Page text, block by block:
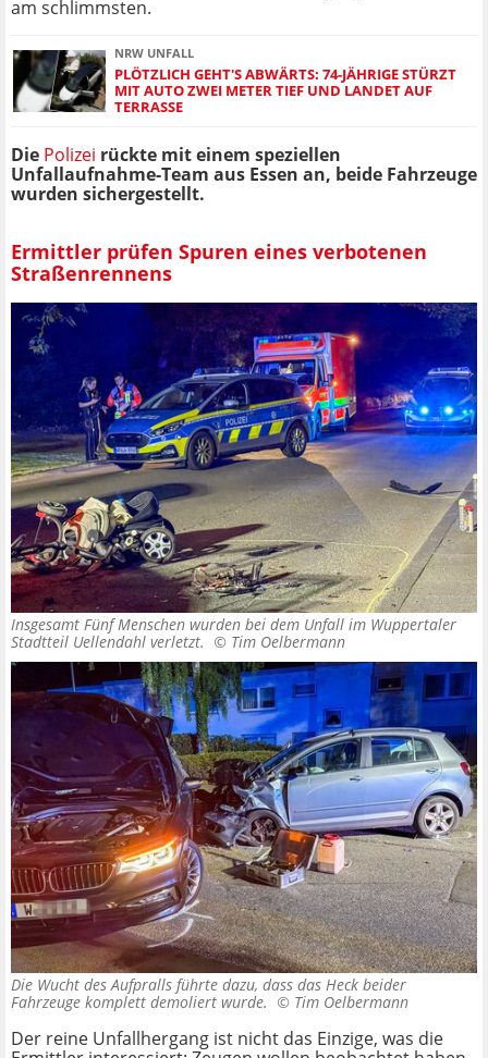
am schlimmsten.
NRW UNFALL
PLÖTZLICH GEHT'S ABWÄRTS: 74-JÄHRIGE STÜRZT
MIT AUTO ZWEI METER TIEF UND LANDET AUF
TERRASSE
Die Polizei rückte mit einem speziellen
Unfallaufnahme-Team aus Essen an, beide Fahrzeuge
wurden sichergestellt.
Ermittler prüfen Spuren eines verbotenen
Straßenrennens
Insgesamt Fünf Menschen wurden bei dem Unfall im Wuppertaler
Stadtteil Uellendahl verletzt. © Tim Oelbermann
Die Wucht des Aufpralls führte dazu, dass das Heck beider
Fahrzeuge komplett demoliert wurde. © Tim Oelbermann
Der reine Unfallhergang ist nicht das Einzige, was die